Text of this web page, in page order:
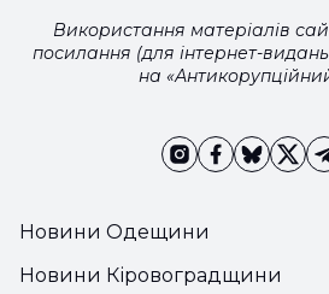
Новини Одещини
Новини Кіровоградщини
Використання матеріалів
посилання (для інтернет-
на